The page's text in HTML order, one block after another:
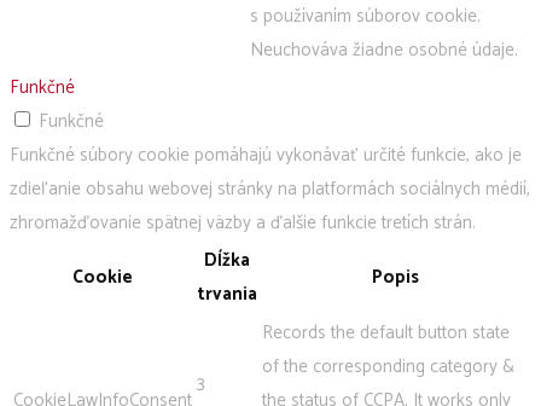
s používaním súborov cookie.
Neuchováva žiadne osobné údaje.
Funkčné
Funkčné
Funkčné súbory cookie pomáhajú vykonávať určité funkcie, ako je
zdieľanie obsahu webovej stránky na platformách sociálnych médií,
zhromažďovanie spätnej väzby a ďalšie funkcie tretích strán.
Cookie
Dĺžka
trvania
Popis
3
Records the default button state
of the corresponding category &